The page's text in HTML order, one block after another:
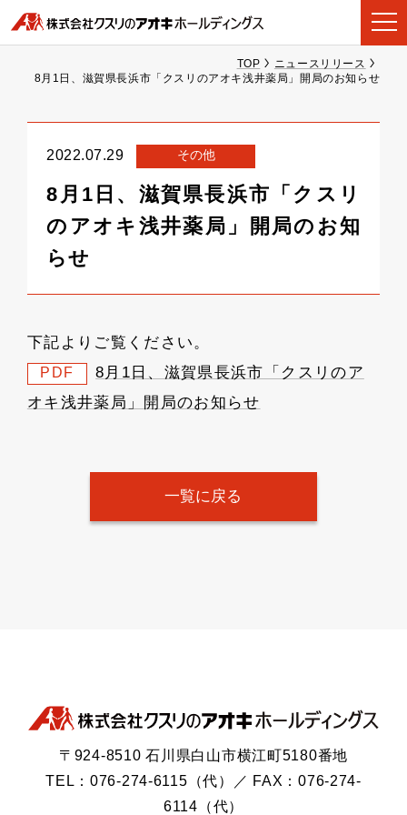
TOP
ニュースリリース
8月1日、滋賀県長浜市「クスリのアオキ浅井薬局」開局のお知らせ
2022.07.29 その他
8月1日、滋賀県長浜市「クスリ
のアオキ浅井薬局」開局のお知
らせ
下記よりご覧ください。
PDF
8月1日、滋賀県長浜市「クスリのア
オキ浅井薬局」開局のお知らせ
一覧に戻る
〒924-8510 石川県白山市横江町5180番地
TEL：076-274-6115（代）／ FAX：076-274-
6114（代）